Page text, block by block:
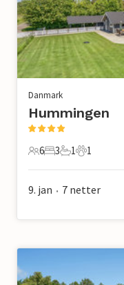
Danmark
Hummingen
6 Gjester
6
3 Soverom
3
1 Bad
1
1 Kjæledyr
1
9. jan • 7 netter